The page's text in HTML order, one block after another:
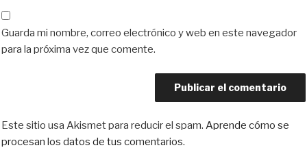
Guarda mi nombre, correo electrónico y web en este navegador
para la próxima vez que comente.
Este sitio usa Akismet para reducir el spam. Aprende cómo se
procesan los datos de tus comentarios.